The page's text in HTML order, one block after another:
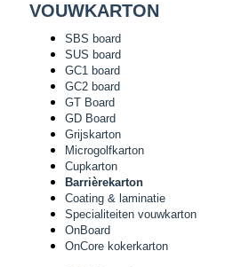
VOUWKARTON
SBS board
SUS board
GC1 board
GC2 board
GT Board
GD Board
Grijskarton
Microgolfkarton
Cupkarton
Barrièrekarton
Coating & laminatie
Specialiteiten vouwkarton
OnBoard
OnCore kokerkarton